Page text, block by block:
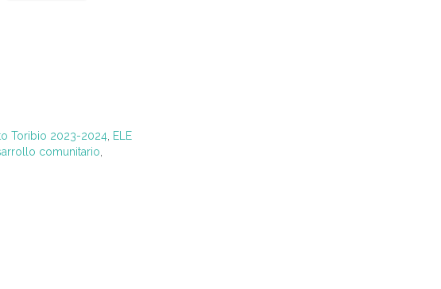
Toribio 2023-2024 ELE
comunitario